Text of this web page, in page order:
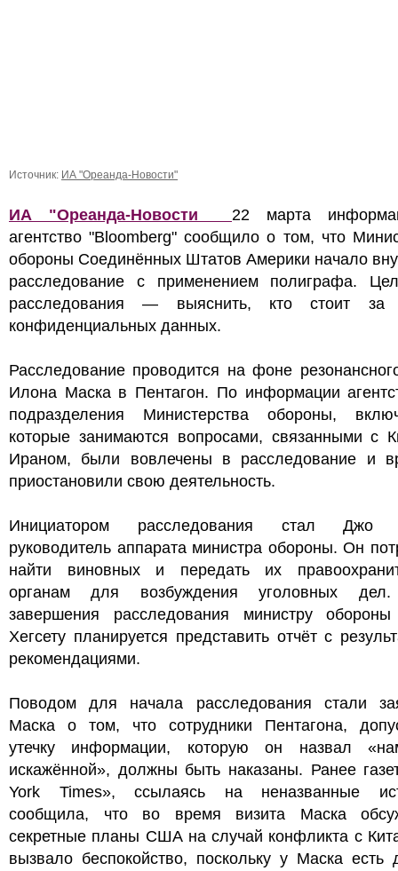
Источник: ИА "Ореанда-Новости"
ИА "Ореанда-Новости 22 марта
агентство "Bloomberg" сообщило о том, что
обороны Соединённых Штатов Америки начало
расследование с применением полиграфа.
расследования — выяснить, кто стоит за
конфиденциальных данных.
Расследование проводится на фоне
Илона Маска в Пентагон. По информации
подразделения Министерства обороны,
которые занимаются вопросами, связанными с
Ираном, были вовлечены в расследование и
приостановили свою деятельность.
Инициатором расследования стал Джо
руководитель аппарата министра обороны. Он
найти виновных и передать их
органам для возбуждения уголовных
завершения расследования министру
Хегсету планируется представить отчёт с
рекомендациями.
Поводом для начала расследования стали
Маска о том, что сотрудники Пентагона,
утечку информации, которую он назвал
искажённой», должны быть наказаны. Ранее
York Times», ссылаясь на неназванные
сообщила, что во время визита Маска
секретные планы США на случай конфликта с
вызвало беспокойство, поскольку у Маска есть